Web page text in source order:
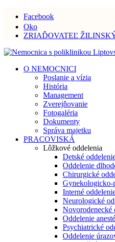
Facebook
Oko
ZRIAĎOVATEĽ
O NEMOCNICI
Poslanie a vízia
História
Management
Zverejňovanie
Fotogaléria
Dokumenty
Správa majetku
PRACOVISKÁ
Lôžkové oddelenia
Detské
Oddelenie
Chirurgické
Gynekologicko-
Interné
Neurologické
Novorodenecké
Oddelenie
Psychiatrické
Oddelenie